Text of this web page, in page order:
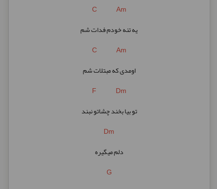
C Am
یه تنه خودم فدات شم
C Am
اومدی که مبتلات شم
F Dm
تو بیا بخند چشاتو نبند
Dm
دلم میگیره
G